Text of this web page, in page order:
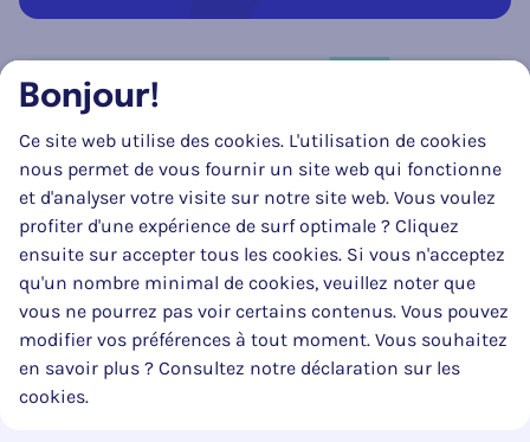
Suivez-nous sur
FacebookInstagramLinkedIn
La mise à jour de ce site web a pu être réalisée en partie grâce au
soutien substantiel et financier du SPF Mobilité & Transports.
Bonjour!
Ce site web utilise des cookies. L'utilisation de cookies
nous permet de vous fournir un site web qui fonctionne
et d'analyser votre visite sur notre site web. Vous voulez
profiter d'une expérience de surf optimale ? Cliquez
ensuite sur accepter tous les cookies. Si vous n'acceptez
qu'un nombre minimal de cookies, veuillez noter que
vous ne pourrez pas voir certains contenus. Vous pouvez
modifier vos préférences à tout moment. Vous souhaitez
en savoir plus ? Consultez notre déclaration sur les
cookies.